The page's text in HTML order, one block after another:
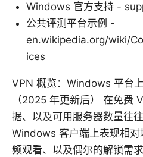
Windows 官方支持 -
公共评测平台示例 -
en.wikipedia.org/wiki/
ices
VPN 概览：Windows 平台
（2025 年更新后） 在免费
据、以及可用服务器数量往
Windows 客户端上表现相
频观看、以及偶尔的解锁需